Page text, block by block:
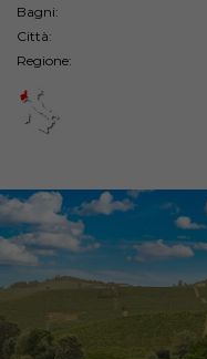
Bagni:
Città:
Regione: